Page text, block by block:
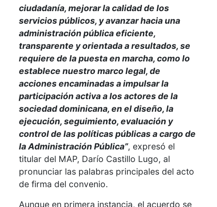
ciudadanía, mejorar la calidad de los
servicios públicos, y avanzar hacia una
administración pública eficiente,
transparente y orientada a resultados, se
requiere de la puesta en marcha, como lo
establece nuestro marco legal, de
acciones encaminadas a impulsar la
participación activa a los actores de la
sociedad dominicana, en el diseño, la
ejecución, seguimiento, evaluación y
control de las políticas públicas a cargo de
la Administración Pública”, expresó el
titular del MAP, Darío Castillo Lugo, al
pronunciar las palabras principales del acto
de firma del convenio.
Aunque en primera instancia, el acuerdo se